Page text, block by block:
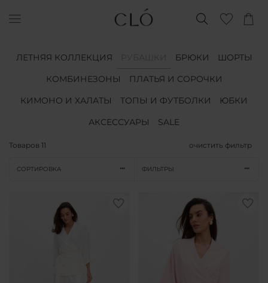
ЛЕТНЯЯ КОЛЛЕКЦИЯ БРЮКИ
ШОРТЫ
КОМБИНЕЗОНЫ
ПЛАТЬЯ И СОРОЧКИ
КИМОНО И ХАЛАТЫ
ТОПЫ И ФУТБОЛКИ
ЮБКИ
АКСЕССУАРЫ
SALE
Товаров 11 очистить фильтр
СОРТИРОВКА ФИЛЬТРЫ